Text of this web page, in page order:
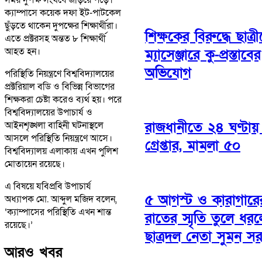
ক্যাম্পাসে কয়েক দফা ইট-পাটকেল
ছুঁড়তে থাকেন দুপক্ষের শিক্ষার্থীরা।
এতে প্রক্টরসহ অন্তত ৮ শিক্ষার্থী
আহত হন।
পরিস্থিতি নিয়ন্ত্রণে বিশ্ববিদ্যালয়ের
প্রক্টরিয়াল বডি ও বিভিন্ন বিভাগের
শিক্ষকরা চেষ্টা করেও ব্যর্থ হয়। পরে
বিশ্ববিদ্যালয়ের উপাচার্য ও
আইনশৃঙ্খলা বাহিনী ঘটনাস্থলে
আসলে পরিস্থিতি নিয়ন্ত্রণে আসে।
বিশ্ববিদ্যালয় এলাকায় এখন পুলিশ
মোতায়েন রয়েছে।
এ বিষয়ে যবিপ্রবি উপাচার্য
অধ্যাপক মো. আব্দুল মজিদ বলেন,
‘ক্যাম্পাসের পরিস্থিতি এখন শান্ত
রয়েছে।’
আরও খবর
শিক্ষকের বিরুদ্ধে
ম্যাসেঞ্জারে কু-প্রস্তাবের
অভিযোগ
রাজধানীতে ২৪
গ্রেপ্তার, মামলা ৫০
৫ আগস্ট ও
রাতের স্মৃতি তুলে
ছাত্রদল নেতা সুমন